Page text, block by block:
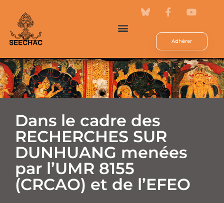
Adhérer
Dans le cadre des
RECHERCHES SUR
DUNHUANG menées
par l’UMR 8155
(CRCAO) et de l’EFEO